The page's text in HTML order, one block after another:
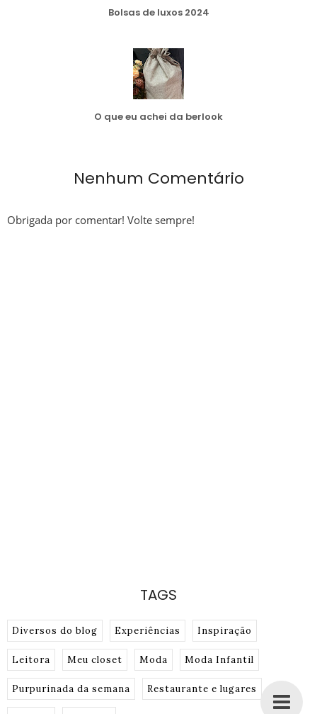
Bolsas de luxos 2024
O que eu achei da berlook
Nenhum Comentário
Obrigada por comentar! Volte sempre!
TAGS
Diversos do blog Experiências Inspiração
Leitora Meu closet Moda Moda Infantil
Purpurinada da semana Restaurante e lugares